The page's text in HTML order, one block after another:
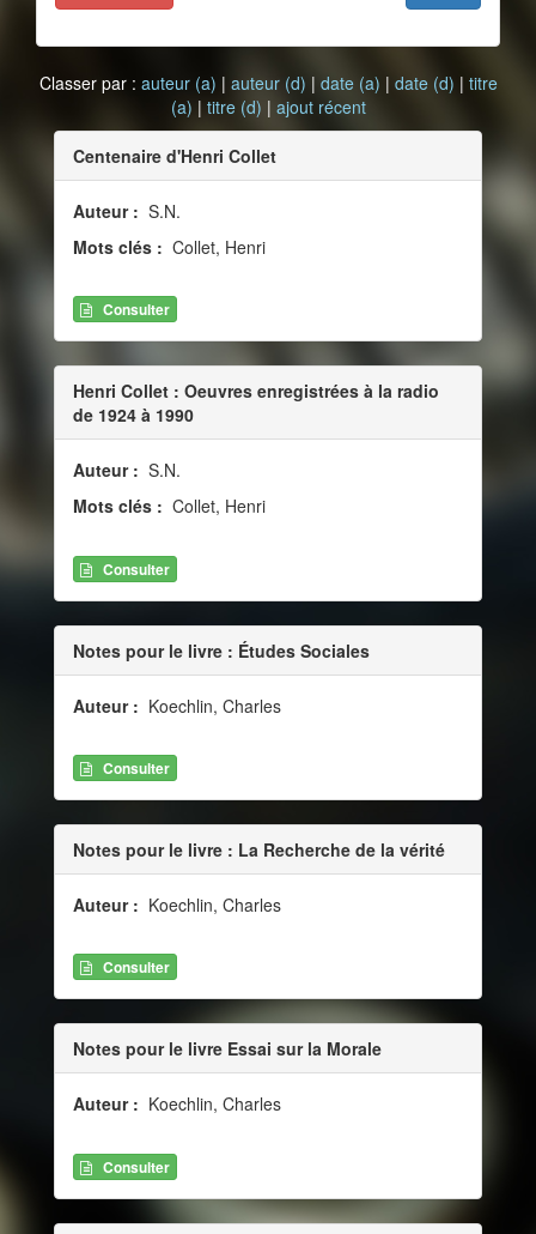
Classer par : auteur (a) | auteur (d) | date (a) | date (d) | titre
(a) | titre (d) | ajout récent
Centenaire d'Henri Collet
Auteur : S.N.
Mots clés : Collet, Henri
Consulter
Henri Collet : Oeuvres enregistrées à la radio
de 1924 à 1990
Auteur : S.N.
Mots clés : Collet, Henri
Consulter
Notes pour le livre : Études Sociales
Auteur : Koechlin, Charles
Consulter
Notes pour le livre : La Recherche de la vérité
Auteur : Koechlin, Charles
Consulter
Notes pour le livre Essai sur la Morale
Auteur : Koechlin, Charles
Consulter